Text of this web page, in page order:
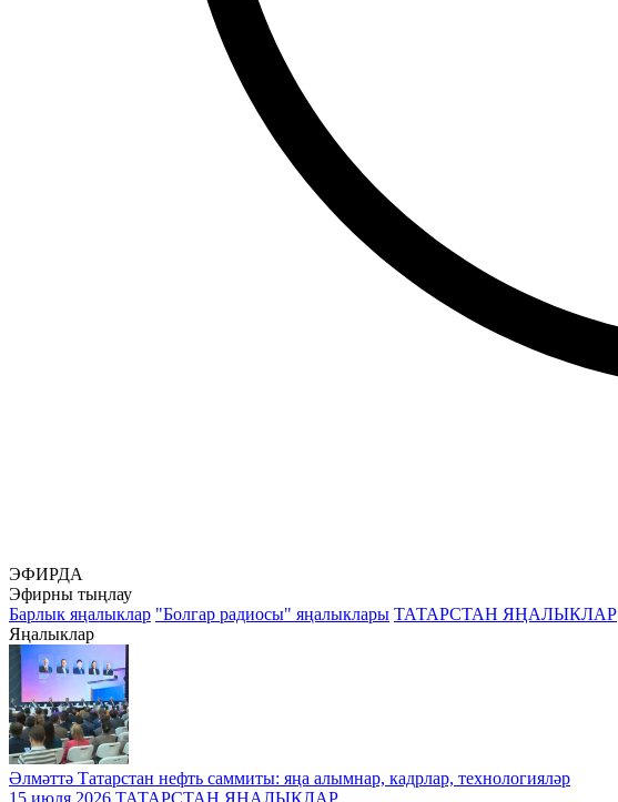
ЭФИРДА
Эфирны тыңлау
Барлык яңалыклар "Болгар радиосы" яңалыклары ТАТАРСТАН ЯҢАЛЫКЛАР
Яңалыклар
Әлмәттә Татарстан нефть саммиты: яңа алымнар, кадрлар, технологияләр